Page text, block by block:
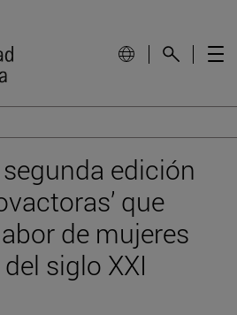
edición
que
de mujeres
siglo XXI